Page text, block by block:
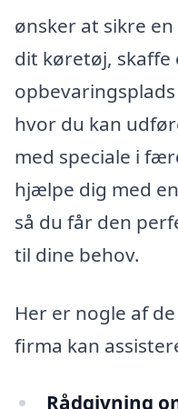
ønsker at sikre
dit køretøj, skaffe
hvor du kan
med speciale i
hjælpe dig med
så du får den
til dine behov.
Her er nogle af
firma kan
Rådgivning